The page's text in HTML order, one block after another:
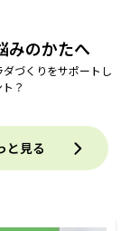
みのかたへ
づくりをサポートし
？
と見る